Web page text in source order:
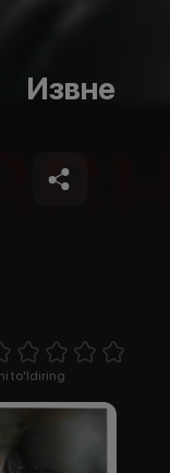
Извне
7 Stars8 Stars
to'ldiring